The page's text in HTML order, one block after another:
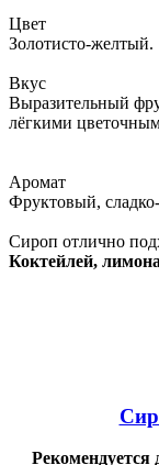
Цвет
Золотисто-желтый.
Вкус
Выразительный
лёгкими
Аромат
Фруктовый,
Сироп отлично
Коктейлей,
Рекомендуется